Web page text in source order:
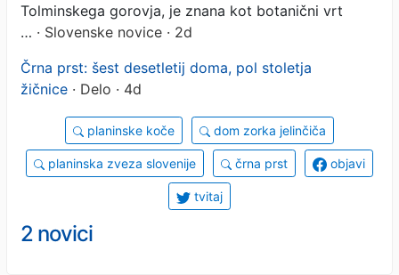
Tolminskega gorovja, je znana kot botanični vrt
… · Slovenske novice · 2d
Črna prst: šest desetletij doma, pol stoletja
žičnice · Delo · 4d
planinske koče dom zorka jelinčiča
planinska zveza slovenije črna prst objavi
tvitaj
2 novici